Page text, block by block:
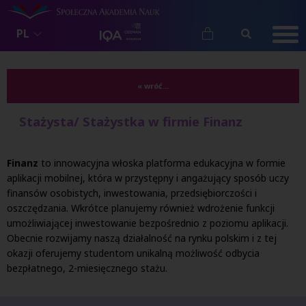
PL
« wróć...
Stażysta/ Stażystka w firmie Finanz
Finanz to innowacyjna włoska platforma edukacyjna w formie
aplikacji mobilnej, która w przystępny i angażujący sposób uczy
finansów osobistych, inwestowania, przedsiębiorczości i
oszczędzania. Wkrótce planujemy również wdrożenie funkcji
umożliwiającej inwestowanie bezpośrednio z poziomu aplikacji.
Obecnie rozwijamy naszą działalność na rynku polskim i z tej
okazji oferujemy studentom unikalną możliwość odbycia
bezpłatnego, 2-miesięcznego stażu.